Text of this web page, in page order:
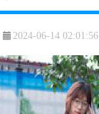
2024-06-14 02:01:56